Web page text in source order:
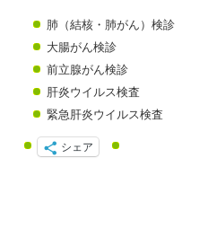
肺（結核・肺がん）検診
大腸がん検診
前立腺がん検診
肝炎ウイルス検査
緊急肝炎ウイルス検査
シェア